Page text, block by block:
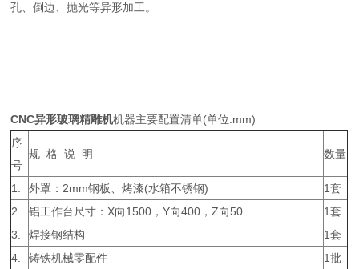
孔、倒边、抛光等异形加工。
CNC异形玻璃精雕机机器主要配置清单(单位:mm)
序
号
规 格 说 明 数量
1. 外罩：2mm钢板、烤漆(水箱不锈钢)
1套
2.
铝工作台尺寸：X向1500，Y向400，Z向50
1套
3.
焊接钢结构
1套
4.
铸铁机械零配件 1批